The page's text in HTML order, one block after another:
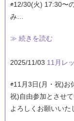
◉12/30(火) 17:30〜
み…
≫ 続きを読む
2025/11/03 11月レ
◉11月3日(月・祝)お
祝)自由参加とさせ
よろしくお願いいた